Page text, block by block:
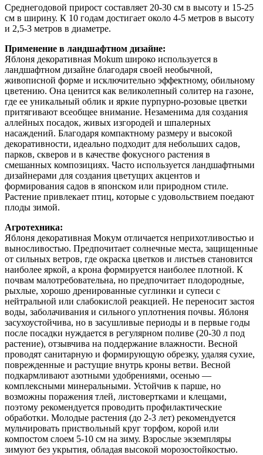
Среднегодовой прирост составляет 20-30 см в высоту и 15-25
см в ширину. К 10 годам достигает около 4-5 метров в высоту
и 2,5-3 метров в диаметре.
Применение в ландшафтном дизайне:
Яблоня декоративная Mokum широко используется в
ландшафтном дизайне благодаря своей необычной,
живописной форме и исключительно эффектному, обильному
цветению. Она ценится как великолепный солитер на газоне,
где ее уникальный облик и яркие пурпурно-розовые цветки
притягивают всеобщее внимание. Незаменима для создания
аллейных посадок, живых изгородей и шпалерных
насаждений. Благодаря компактному размеру и высокой
декоративности, идеально подходит для небольших садов,
парков, скверов и в качестве фокусного растения в
смешанных композициях. Часто используется ландшафтными
дизайнерами для создания цветущих акцентов и
формирования садов в японском или природном стиле.
Растение привлекает птиц, которые с удовольствием поедают
плоды зимой.
Агротехника:
Яблоня декоративная Мокум отличается неприхотливостью и
выносливостью. Предпочитает солнечные места, защищенные
от сильных ветров, где окраска цветков и листьев становится
наиболее яркой, а крона формируется наиболее плотной. К
почвам малотребовательна, но предпочитает плодородные,
рыхлые, хорошо дренированные суглинки и супеси с
нейтральной или слабокислой реакцией. Не переносит застоя
воды, заболачивания и сильного уплотнения почвы. Яблоня
засухоустойчива, но в засушливые периоды и в первые годы
после посадки нуждается в регулярном поливе (20-30 л под
растение), отзывчива на поддержание влажности. Весной
проводят санитарную и формирующую обрезку, удаляя сухие,
поврежденные и растущие внутрь кроны ветви. Весной
подкармливают азотными удобрениями, осенью —
комплексными минеральными. Устойчив к парше, но
возможны поражения тлей, листовертками и клещами,
поэтому рекомендуется проводить профилактические
обработки. Молодые растения (до 2-3 лет) рекомендуется
мульчировать приствольный круг торфом, корой или
компостом слоем 5-10 см на зиму. Взрослые экземпляры
зимуют без укрытия, обладая высокой морозостойкостью.